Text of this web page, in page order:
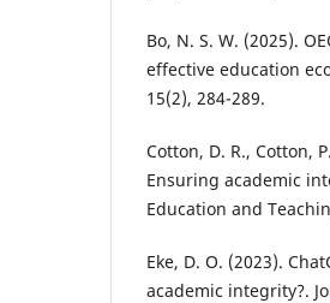
Bo, N. S. W. (2025).
effective education
15(2), 284-289.
Cotton, D. R., Cotton,
Ensuring academic
Education and
Eke, D. O. (2023).
academic integrity?.